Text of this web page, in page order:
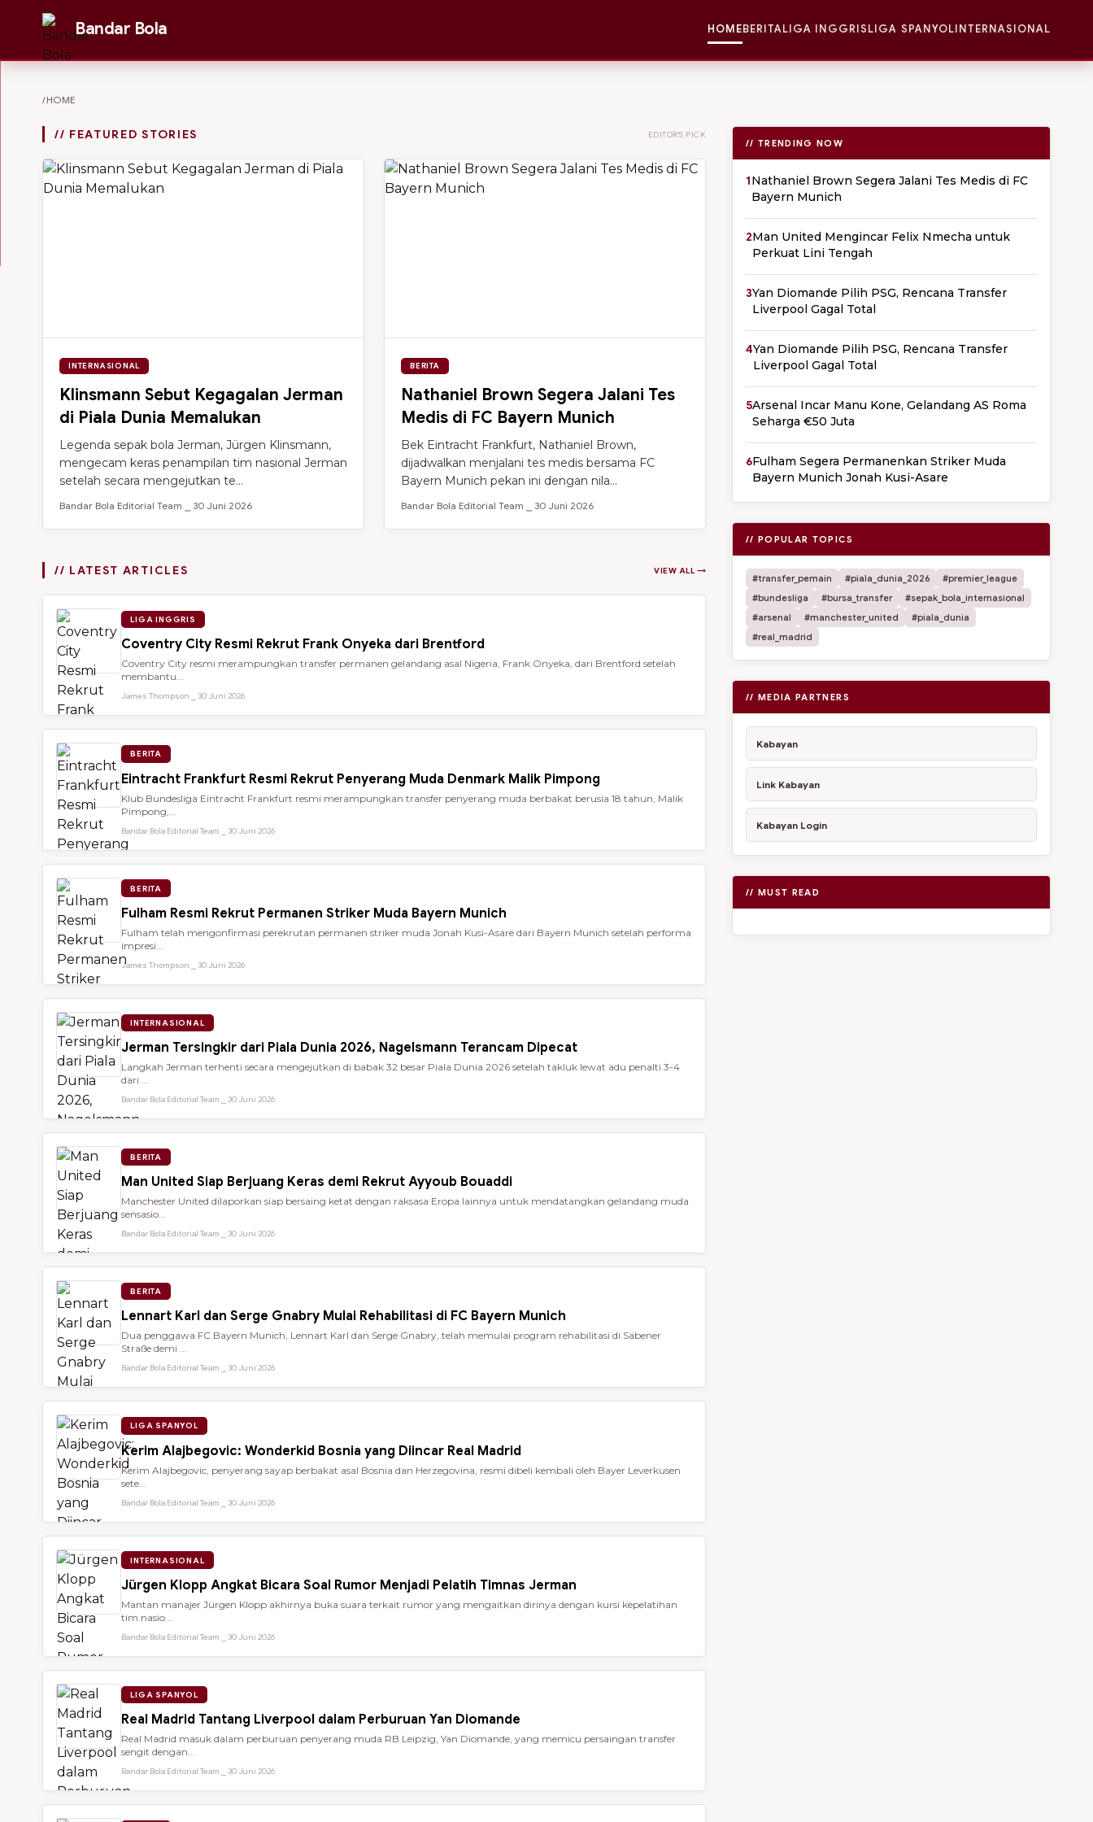
Bandar Bola HOMEBERITALIGA INGGRISLIGA SPANYOLINTERNASIONAL
/HOME
// FEATURED STORIES EDITOR'S PICK
INTERNASIONAL
Klinsmann Sebut Kegagalan Jerman
di Piala Dunia Memalukan
Legenda sepak bola Jerman, Jürgen Klinsmann,
mengecam keras penampilan tim nasional Jerman
setelah secara mengejutkan te...
Bandar Bola Editorial Team ⎯ 30 Juni 2026
BERITA
Nathaniel Brown Segera Jalani Tes
Medis di FC Bayern Munich
Bek Eintracht Frankfurt, Nathaniel Brown,
dijadwalkan menjalani tes medis bersama FC
Bayern Munich pekan ini dengan nila...
Bandar Bola Editorial Team ⎯ 30 Juni 2026
// LATEST ARTICLES VIEW ALL →
LIGA INGGRIS
Coventry City Resmi Rekrut Frank Onyeka dari Brentford
Coventry City resmi merampungkan transfer permanen gelandang asal Nigeria, Frank Onyeka, dari Brentford setelah
membantu...
James Thompson ⎯ 30 Juni 2026
BERITA
Eintracht Frankfurt Resmi Rekrut Penyerang Muda Denmark Malik Pimpong
Klub Bundesliga Eintracht Frankfurt resmi merampungkan transfer penyerang muda berbakat berusia 18 tahun, Malik
Pimpong,...
Bandar Bola Editorial Team ⎯ 30 Juni 2026
BERITA
Fulham Resmi Rekrut Permanen Striker Muda Bayern Munich
Fulham telah mengonfirmasi perekrutan permanen striker muda Jonah Kusi-Asare dari Bayern Munich setelah performa
impresi...
James Thompson ⎯ 30 Juni 2026
INTERNASIONAL
Jerman Tersingkir dari Piala Dunia 2026, Nagelsmann Terancam Dipecat
Langkah Jerman terhenti secara mengejutkan di babak 32 besar Piala Dunia 2026 setelah takluk lewat adu penalti 3-4
dari ...
Bandar Bola Editorial Team ⎯ 30 Juni 2026
BERITA
Man United Siap Berjuang Keras demi Rekrut Ayyoub Bouaddi
Manchester United dilaporkan siap bersaing ketat dengan raksasa Eropa lainnya untuk mendatangkan gelandang muda
sensasio...
Bandar Bola Editorial Team ⎯ 30 Juni 2026
BERITA
Lennart Karl dan Serge Gnabry Mulai Rehabilitasi di FC Bayern Munich
Dua penggawa FC Bayern Munich, Lennart Karl dan Serge Gnabry, telah memulai program rehabilitasi di Säbener
Straße demi ...
Bandar Bola Editorial Team ⎯ 30 Juni 2026
LIGA SPANYOL
Kerim Alajbegovic: Wonderkid Bosnia yang Diincar Real Madrid
Kerim Alajbegovic, penyerang sayap berbakat asal Bosnia dan Herzegovina, resmi dibeli kembali oleh Bayer Leverkusen
sete...
Bandar Bola Editorial Team ⎯ 30 Juni 2026
INTERNASIONAL
Jürgen Klopp Angkat Bicara Soal Rumor Menjadi Pelatih Timnas Jerman
Mantan manajer Jürgen Klopp akhirnya buka suara terkait rumor yang mengaitkan dirinya dengan kursi kepelatihan
tim nasio...
Bandar Bola Editorial Team ⎯ 30 Juni 2026
LIGA SPANYOL
Real Madrid Tantang Liverpool dalam Perburuan Yan Diomande
Real Madrid masuk dalam perburuan penyerang muda RB Leipzig, Yan Diomande, yang memicu persaingan transfer
sengit dengan...
Bandar Bola Editorial Team ⎯ 30 Juni 2026
// TRENDING NOW
1Nathaniel Brown Segera Jalani Tes Medis di FC
Bayern Munich
2Man United Mengincar Felix Nmecha untuk
Perkuat Lini Tengah
3Yan Diomande Pilih PSG, Rencana Transfer
Liverpool Gagal Total
4Yan Diomande Pilih PSG, Rencana Transfer
Liverpool Gagal Total
5Arsenal Incar Manu Kone, Gelandang AS Roma
Seharga €50 Juta
6Fulham Segera Permanenkan Striker Muda
Bayern Munich Jonah Kusi-Asare
// POPULAR TOPICS
#transfer_pemain #piala_dunia_2026
#premier_league
#bundesliga
#bursa_transfer
#sepak_bola_internasional
#arsenal
#manchester_united
#piala_dunia
#real_madrid
// MEDIA PARTNERS
Kabayan
Link Kabayan
Kabayan Login
// MUST READ